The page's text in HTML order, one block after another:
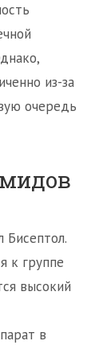
из-за
очередь
к группе
высокий
в